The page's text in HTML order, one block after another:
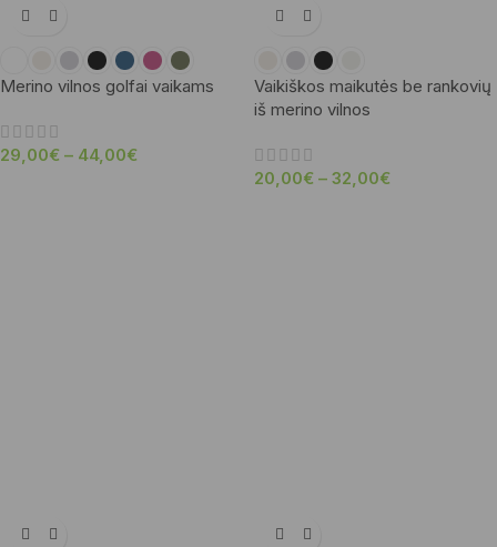
Merino vilnos golfai vaikams
29,00€ – 44,00€
Vaikiškos maikutės be rankovių
iš merino vilnos
20,00€ – 32,00€